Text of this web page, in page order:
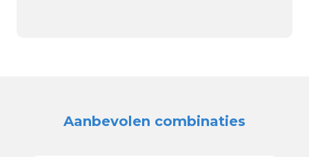
Aanbevolen combinaties